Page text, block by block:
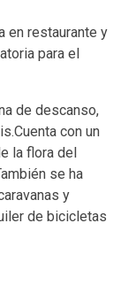
en restaurante y
para el
de descanso,
con un
la flora del
se ha
y
de bicicletas